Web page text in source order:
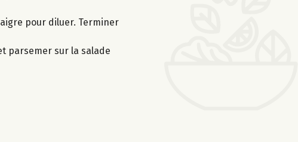
pour diluer. Terminer
parsemer sur la salade